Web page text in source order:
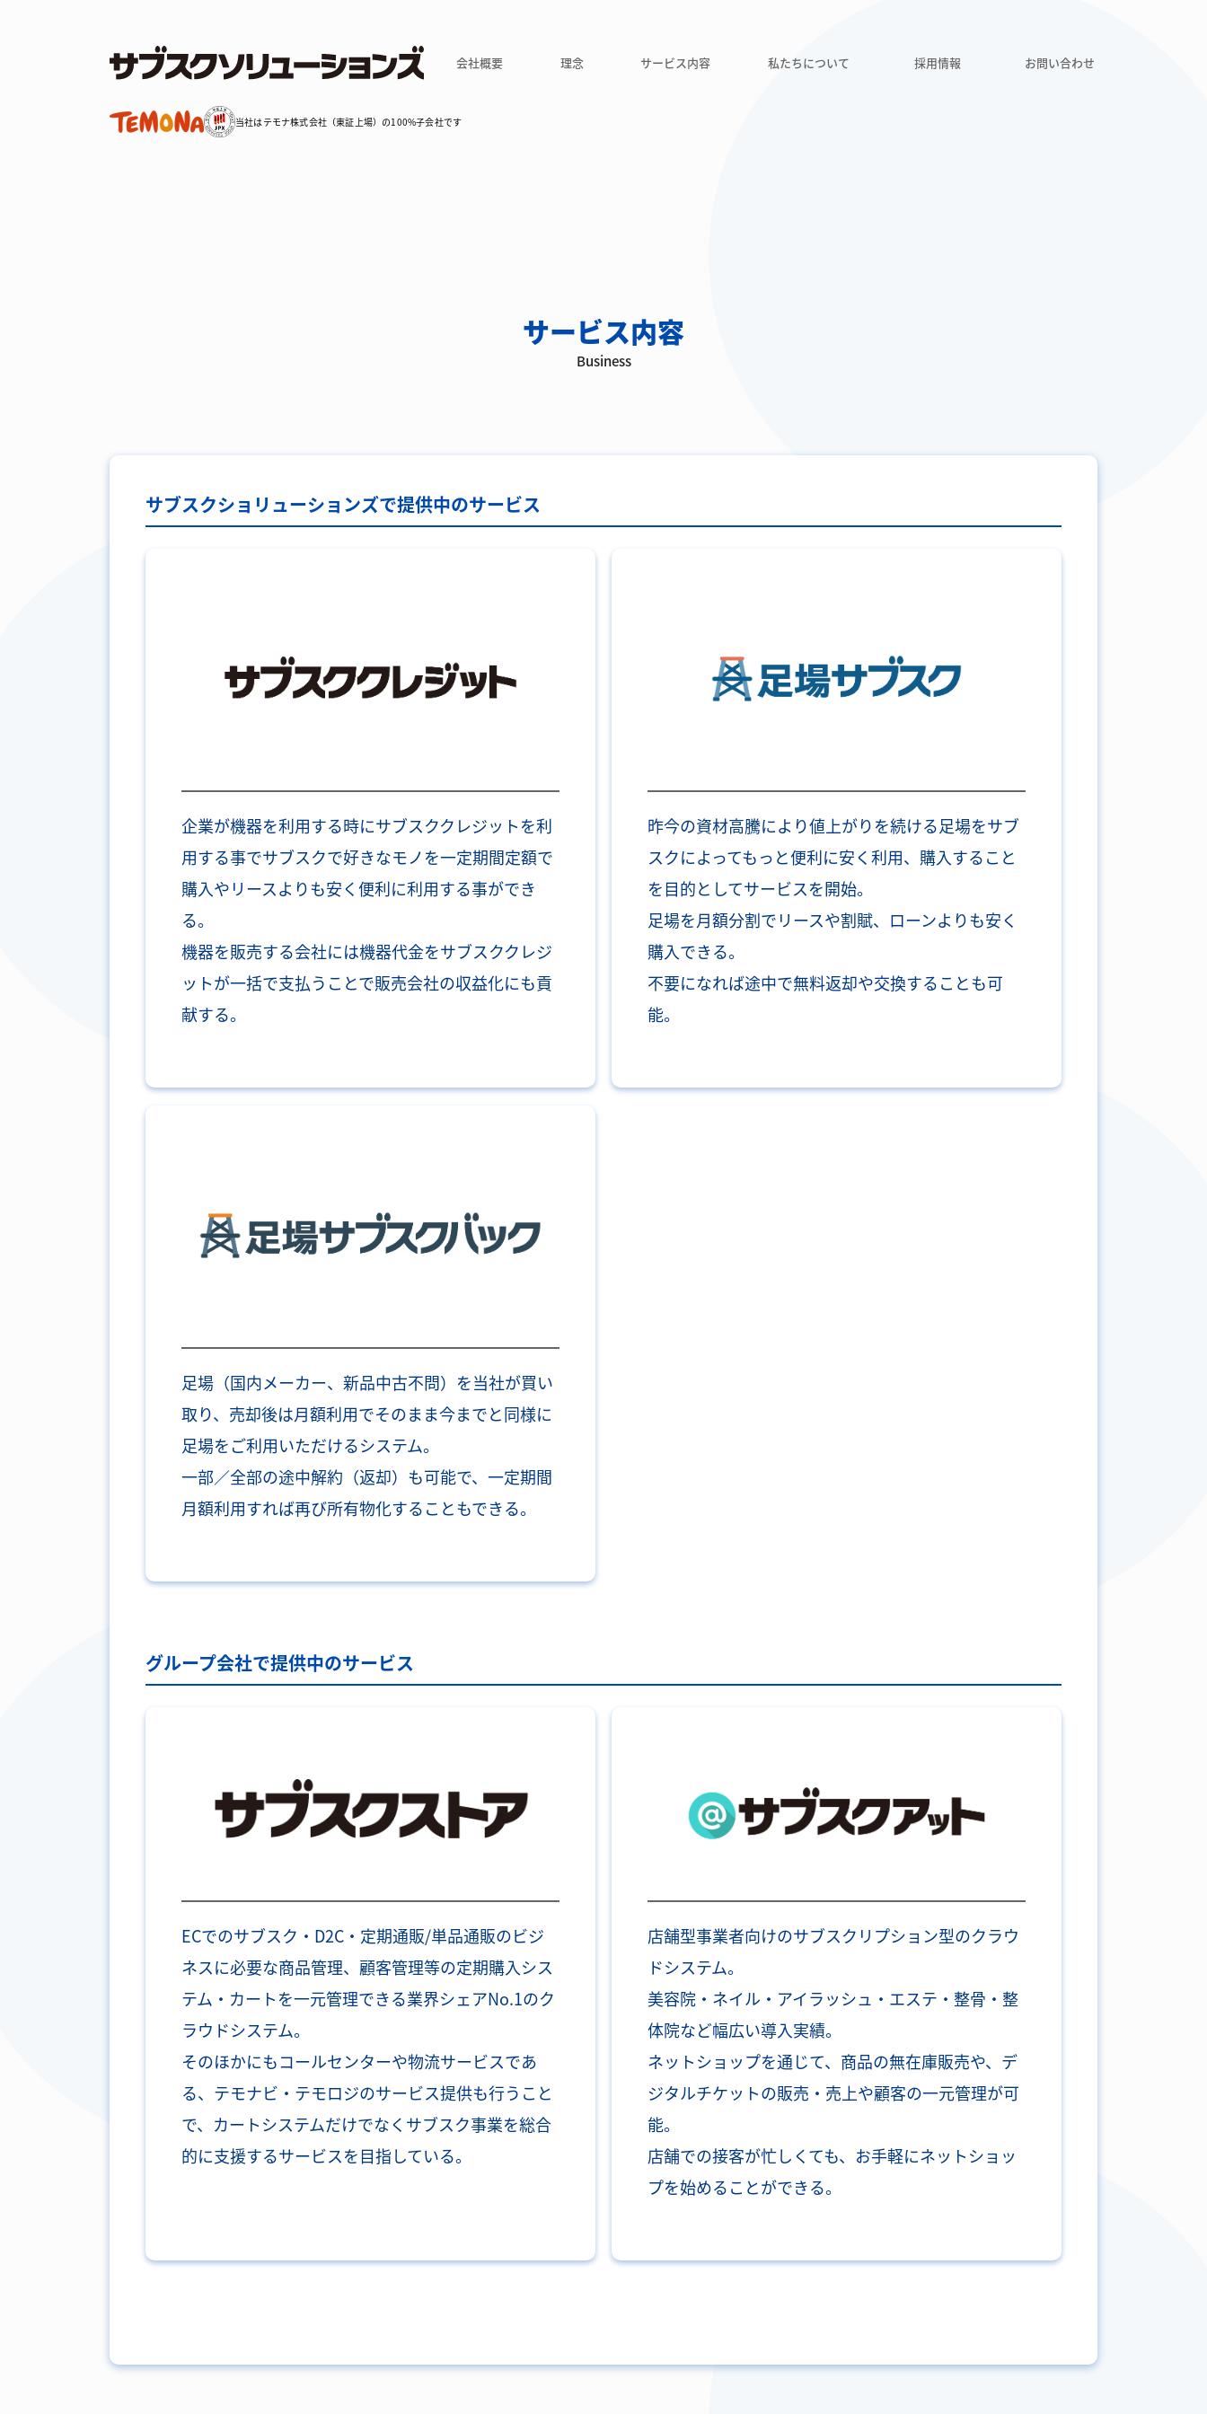
会社概要 理念 サービス内容 私たちについて 採用情報 お問い合わせ
当社はテモナ株式会社（東証上場）の100%子会社です
サービス内容
Business
サブスクショリューションズで提供中のサービス
企業が機器を利用する時にサブスククレジットを利
用する事でサブスクで好きなモノを一定期間定額で
購入やリースよりも安く便利に利用する事ができ
る。
機器を販売する会社には機器代金をサブスククレジ
ットが一括で支払うことで販売会社の収益化にも貢
献する。
昨今の資材高騰により値上がりを続ける足場をサブ
スクによってもっと便利に安く利用、購入すること
を目的としてサービスを開始。
足場を月額分割でリースや割賦、ローンよりも安く
購入できる。
不要になれば途中で無料返却や交換することも可
能。
足場（国内メーカー、新品中古不問）を当社が買い
取り、売却後は月額利用でそのまま今までと同様に
足場をご利用いただけるシステム。
一部／全部の途中解約（返却）も可能で、一定期間
月額利用すれば再び所有物化することもできる。
グループ会社で提供中のサービス
ECでのサブスク・D2C・定期通販/単品通販のビジ
ネスに必要な商品管理、顧客管理等の定期購入シス
テム・カートを一元管理できる業界シェアNo.1のク
ラウドシステム。
そのほかにもコールセンターや物流サービスであ
る、テモナビ・テモロジのサービス提供も行うこと
で、カートシステムだけでなくサブスク事業を総合
的に支援するサービスを目指している。
店舗型事業者向けのサブスクリプション型のクラウ
ドシステム。
美容院・ネイル・アイラッシュ・エステ・整骨・整
体院など幅広い導入実績。
ネットショップを通じて、商品の無在庫販売や、デ
ジタルチケットの販売・売上や顧客の一元管理が可
能。
店舗での接客が忙しくても、お手軽にネットショッ
プを始めることができる。